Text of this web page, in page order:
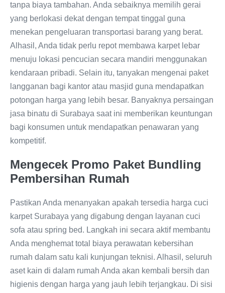
tanpa biaya tambahan. Anda sebaiknya memilih gerai
yang berlokasi dekat dengan tempat tinggal guna
menekan pengeluaran transportasi barang yang berat.
Alhasil, Anda tidak perlu repot membawa karpet lebar
menuju lokasi pencucian secara mandiri menggunakan
kendaraan pribadi. Selain itu, tanyakan mengenai paket
langganan bagi kantor atau masjid guna mendapatkan
potongan harga yang lebih besar. Banyaknya persaingan
jasa binatu di Surabaya saat ini memberikan keuntungan
bagi konsumen untuk mendapatkan penawaran yang
kompetitif.
Mengecek Promo Paket Bundling
Pembersihan Rumah
Pastikan Anda menanyakan apakah tersedia harga cuci
karpet Surabaya yang digabung dengan layanan cuci
sofa atau spring bed. Langkah ini secara aktif membantu
Anda menghemat total biaya perawatan kebersihan
rumah dalam satu kali kunjungan teknisi. Alhasil, seluruh
aset kain di dalam rumah Anda akan kembali bersih dan
higienis dengan harga yang jauh lebih terjangkau. Di sisi